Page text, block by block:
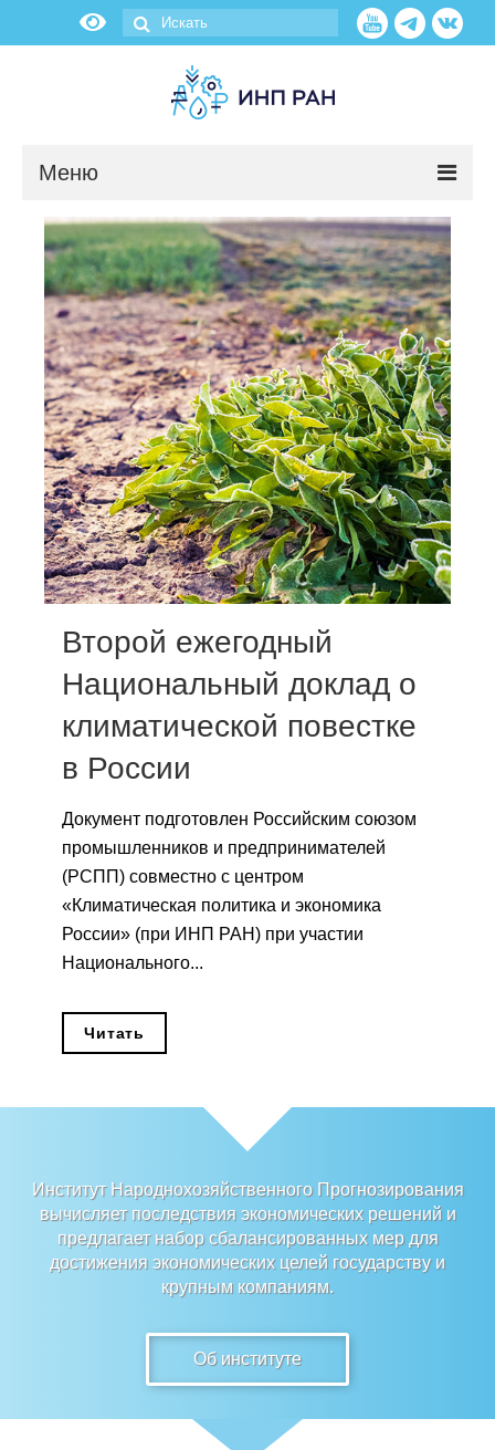
Меню
Новости
О нас
Об институте
Научные подразделения
Администрация
Сотрудники
Отчетность
Противодействие коррупции
Материалы для СМИ
Публикации
Научная жизнь
Издания
Проблемы прогнозирования
О журнале
Номера журналов
Общие требования
Стандарты оформления
Научные труды
О журнале
Выпуски
Редакционная этика
Информация для авторов
Второй ежегодный
Национальный доклад о
климатической повестке
в России
Документ подготовлен Российским союзом
промышленников и предпринимателей
(РСПП) совместно с центром
«Климатическая политика и экономика
России» (при ИНП РАН) при участии
Национального...
Читать
Институт Народнохозяйственного Прогнозирования
вычисляет последствия экономических решений и
предлагает набор сбалансированных мер для
достижения экономических целей государству и
крупным компаниям.
Об институте